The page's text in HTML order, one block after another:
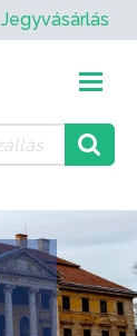
Jegyvásárlás